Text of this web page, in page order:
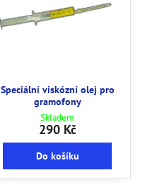
Speciální viskózní olej pro
gramofony
Skladem
290 Kč
Do košíku